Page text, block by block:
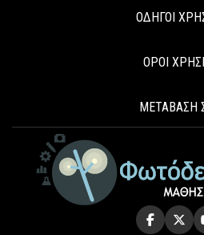
ΟΔΗΓΟΙ
ΟΡΟΙ
ΜΕΤΑΒΑΣΗ